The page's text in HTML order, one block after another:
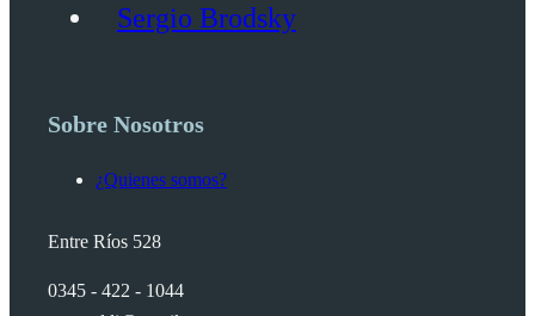
Sergio Brodsky
Sobre Nosotros
¿Quienes somos?
Entre Ríos 528
0345 - 422 - 1044